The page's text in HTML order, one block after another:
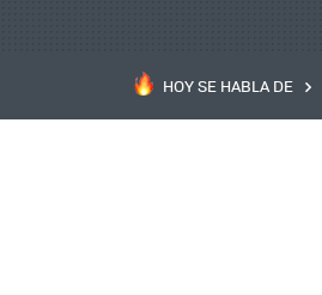
HOY SE HABLA DE